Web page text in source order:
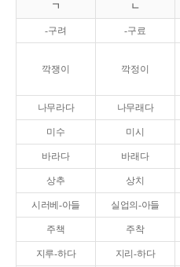
ㄱ ㄴ
-구려 -구료
깍쟁이 깍정이
나무라다 나무래다
미수 미시
바라다 바래다
상추 상치
시러베-아들 실업의-아들
주책 주착
지루-하다 지리-하다